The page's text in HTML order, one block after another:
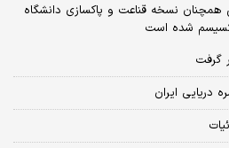
نسخه قناعت و پاکسازی دانشگاه
شده است
گرفت
دریایی ایران